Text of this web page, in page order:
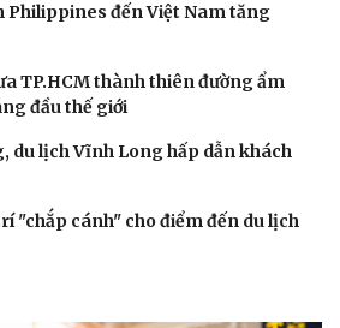
Philippines đến Việt Nam tăng
TP.HCM thành thiên đường ẩm
đầu thế giới
du lịch Vĩnh Long hấp dẫn khách
"chắp cánh" cho điểm đến du lịch